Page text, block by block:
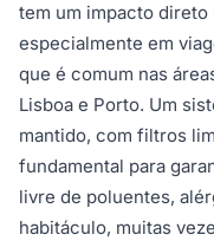
tem um impacto direto
especialmente em
que é comum nas
Lisboa e Porto. Um
mantido, com filtros
fundamental para
livre de poluentes,
habitáculo, muitas